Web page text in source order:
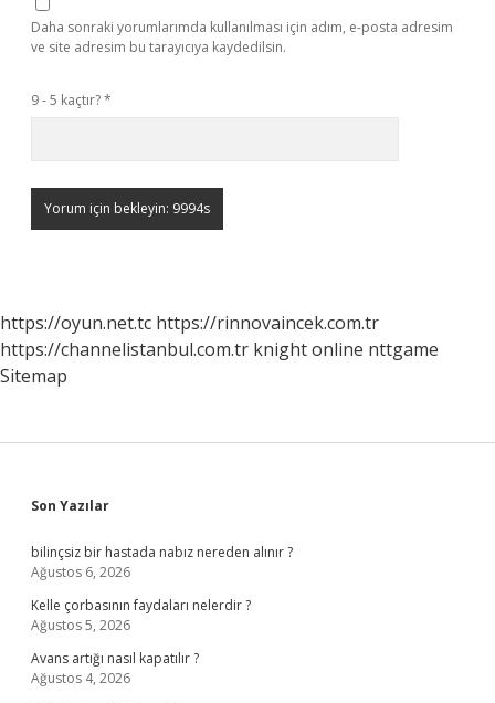
Daha sonraki yorumlarımda kullanılması için adım, e-posta adresim
ve site adresim bu tarayıcıya kaydedilsin.
9 - 5 kaçtır?*
https://oyun.net.tc https://rinnovaincek.com.tr
https://channelistanbul.com.tr knight online nttgame
Sitemap
Sidebar
Son Yazılar
bilinçsiz bir hastada nabız nereden alınır ?
Ağustos 6, 2026
Kelle çorbasının faydaları nelerdir ?
Ağustos 5, 2026
Avans artığı nasıl kapatılır ?
Ağustos 4, 2026